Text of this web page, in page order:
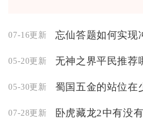
07-16更新 忘仙答题如何实现
05-20更新
05-30更新
07-28更新